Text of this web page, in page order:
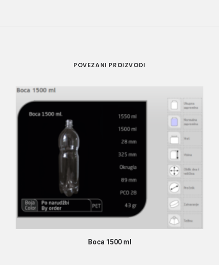
POVEZANI PROIZVODI
PROČITAJ VIŠE
Boca 1500 ml